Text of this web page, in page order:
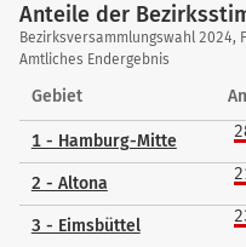
Anteile der
Anteile
der
Bezirksstimmen
Bezirksversammlungswahl 2024,
Amtliches Endergebnis
Gebiet
1 - Hamburg-Mitte
2 - Altona
3 - Eimsbüttel